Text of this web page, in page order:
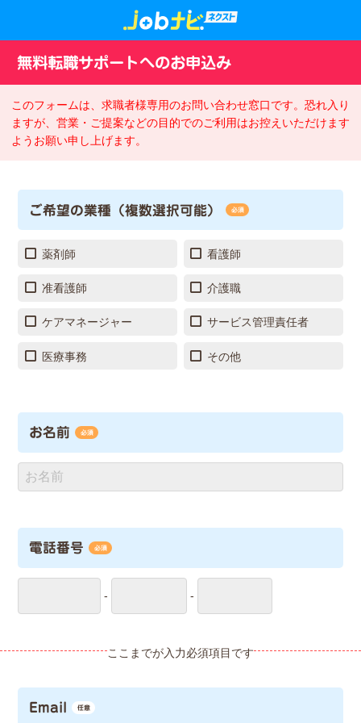
無料転職サポートへのお申込み
このフォームは、求職者様専用のお問い合わせ窓口です。恐れ入り
ますが、営業・ご提案などの目的でのご利用はお控えいただけます
ようお願い申し上げます。
ご希望の業種（複数選択可能） 必須
薬剤師 看護師
准看護師 介護職
ケアマネージャー サービス管理責任者
医療事務 その他
お名前 必須
電話番号 必須
- -
Email 任意